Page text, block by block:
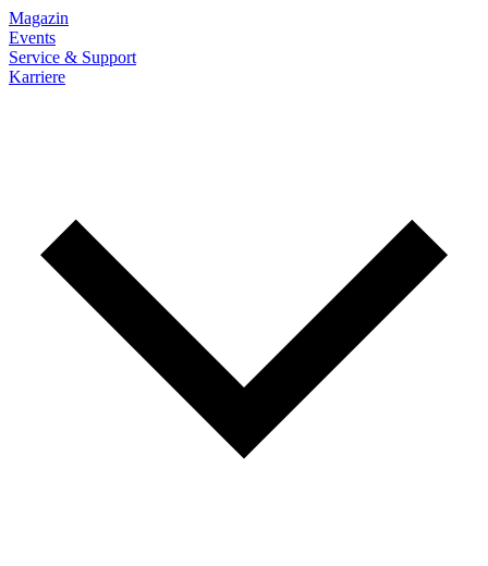
Magazin
Events
Service & Support
Karriere